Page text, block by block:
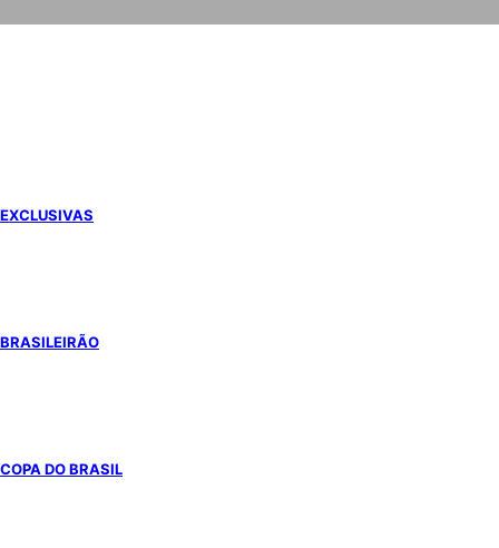
EXCLUSIVAS
BRASILEIRÃO
COPA DO BRASIL